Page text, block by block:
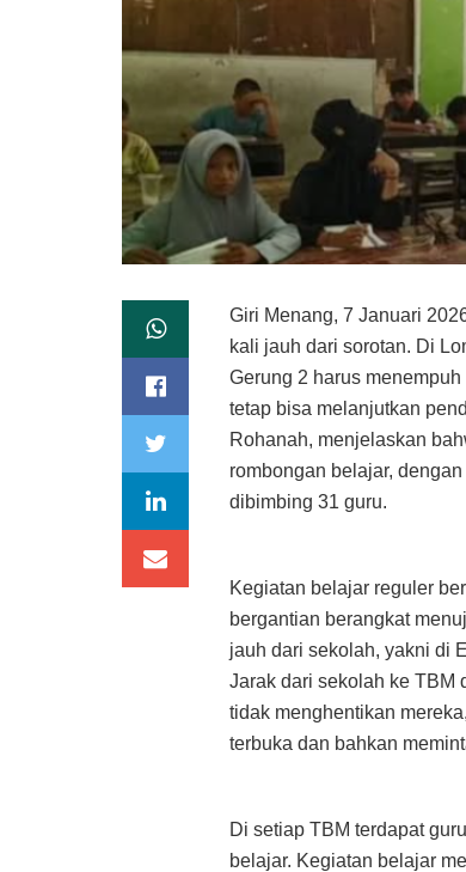
Giri Menang, 7 Januari
kali jauh dari sorotan. Di
Gerung 2 harus
tetap bisa melanjutkan
Rohanah, menjelaskan
rombongan belajar,
dibimbing 31 guru.
Kegiatan belajar reguler
bergantian berangkat
jauh dari sekolah, yakni di
Jarak dari sekolah ke TBM
tidak menghentikan
terbuka dan bahkan
Di setiap TBM terdapat
belajar. Kegiatan belajar